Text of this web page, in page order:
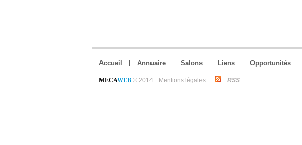
Accueil Annuaire Salons Liens Opportunités
MECAWEB © 2014 Mentions légales RSS